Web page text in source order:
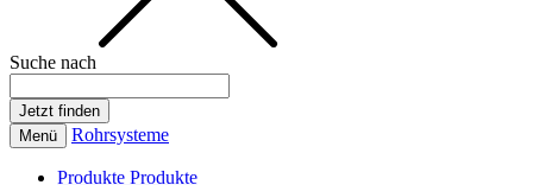
Suche nach
Menü Rohrsysteme
Produkte Produkte